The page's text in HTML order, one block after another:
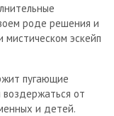
роде решения и
эскейп
пугающие
от
и детей.